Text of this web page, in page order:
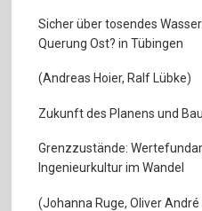
Sicher über tosendes
Querung Ost? in Tübingen
(Andreas Hoier, Ralf Lübke)
Zukunft des Planens und
Grenzzustände:
Ingenieurkultur im Wandel
(Johanna Ruge, Oliver